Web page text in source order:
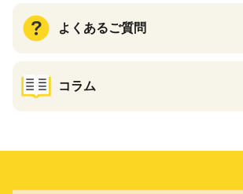
よくあるご質問
コラム